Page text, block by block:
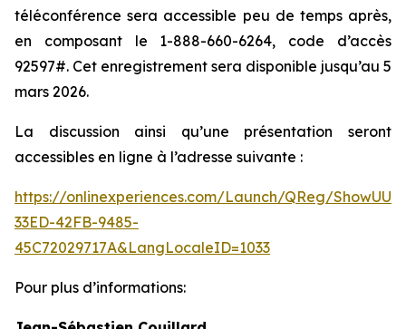
téléconférence sera accessible peu de temps après,
en composant le 1-888-660-6264, code d’accès
92597#. Cet enregistrement sera disponible jusqu’au 5
mars 2026.
La discussion ainsi qu’une présentation seront
accessibles en ligne à l’adresse suivante :
https://onlinexperiences.com/Launch/QReg/
33ED-42FB-9485-
45C72029717A&LangLocaleID=1033
Pour plus d’informations: